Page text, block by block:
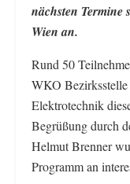
nächsten Termine
Wien an.
Rund 50
WKO
Elektrotechnik
Begrüßung durch
Helmut Brenner
Programm an